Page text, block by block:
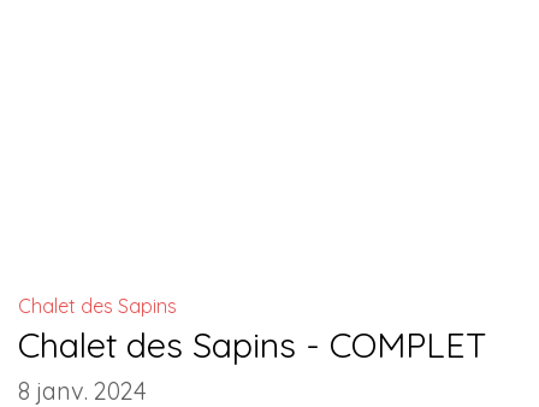
Chalet des Sapins
Chalet des Sapins - COMPLET
8 janv. 2024